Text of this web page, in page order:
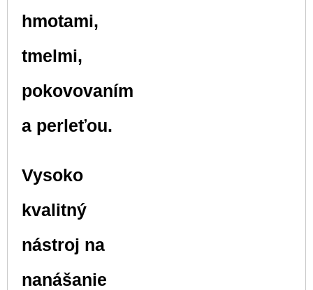
hmotami,
tmelmi,
pokovovaním
a perleťou.
Vysoko
kvalitný
nástroj na
nanášanie